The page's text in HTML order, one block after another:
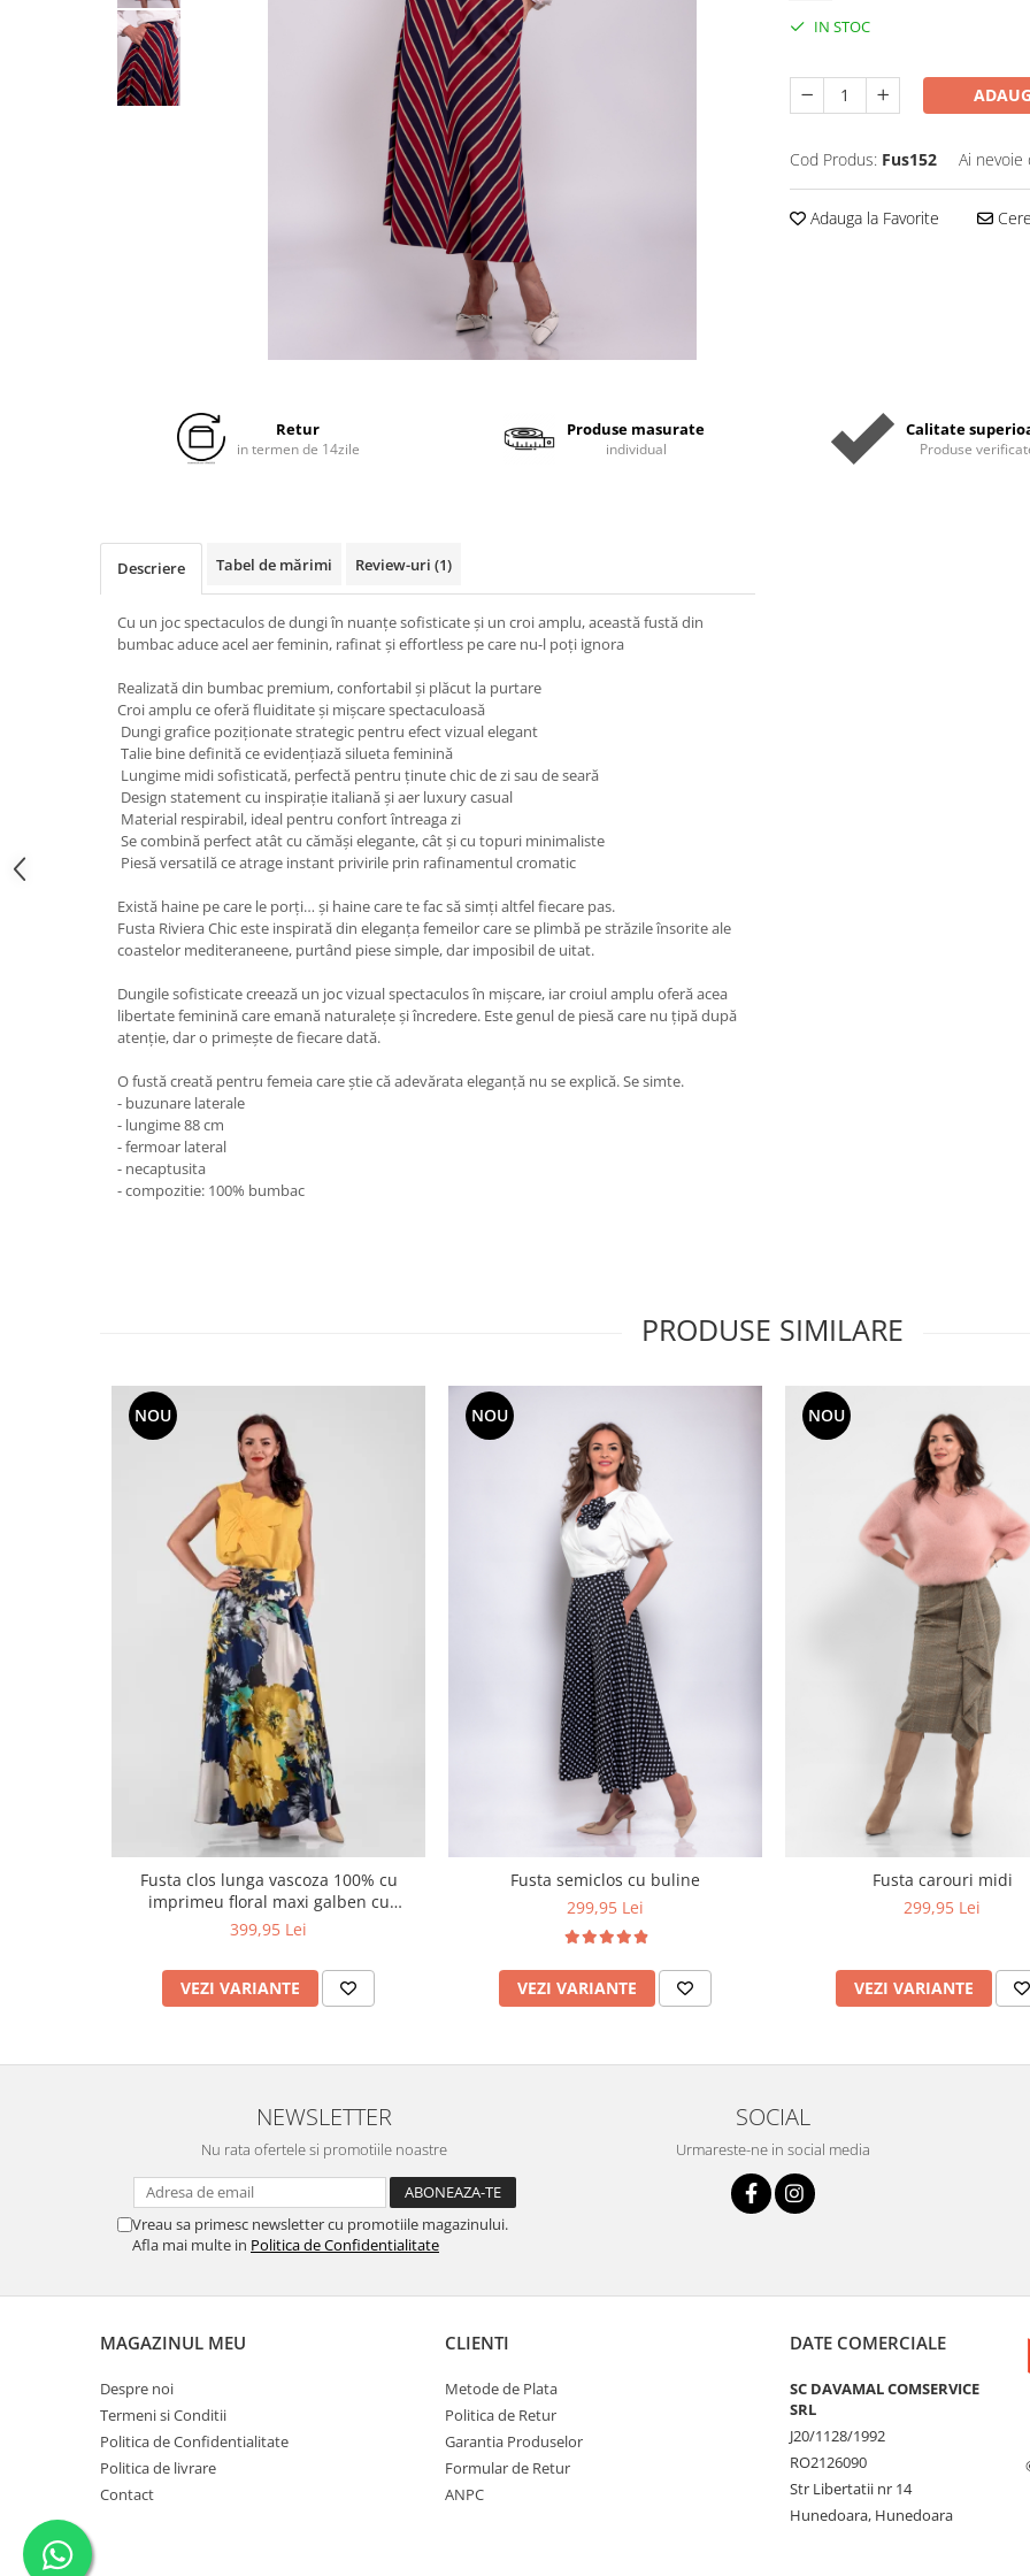
IN STOC
Cod Produs: Fus152 Ai nevoie
Adauga la Favorite
Retur
in termen de 14zile
Produse masurate
individual
Calitate
Produse
Descriere Tabel de mărimi Review-uri (1)
Cu un joc spectaculos de dungi în nuanțe sofisticate și un croi amplu, această fustă din
bumbac aduce acel aer feminin, rafinat și effortless pe care nu-l poți ignora
Realizată din bumbac premium, confortabil și plăcut la purtare
Croi amplu ce oferă fluiditate și mișcare spectaculoasă
Dungi grafice poziționate strategic pentru efect vizual elegant
Talie bine definită ce evidențiază silueta feminină
Lungime midi sofisticată, perfectă pentru ținute chic de zi sau de seară
Design statement cu inspirație italiană și aer luxury casual
Material respirabil, ideal pentru confort întreaga zi
Se combină perfect atât cu cămăși elegante, cât și cu topuri minimaliste
Piesă versatilă ce atrage instant privirile prin rafinamentul cromatic
Există haine pe care le porți… și haine care te fac să simți altfel fiecare pas.
Fusta Riviera Chic este inspirată din eleganța femeilor care se plimbă pe străzile însorite ale
coastelor mediteraneene, purtând piese simple, dar imposibil de uitat.
Dungile sofisticate creează un joc vizual spectaculos în mișcare, iar croiul amplu oferă acea
libertate feminină care emană naturalețe și încredere. Este genul de piesă care nu țipă după
atenție, dar o primește de fiecare dată.
O fustă creată pentru femeia care știe că adevărata eleganță nu se explică. Se simte.
- buzunare laterale
- lungime 88 cm
- fermoar lateral
- necaptusita
- compozitie: 100% bumbac
PRODUSE SIMILARE
NOU
Fusta clos lunga vascoza 100% cu
imprimeu floral maxi galben cu
bleumarin
399,95 Lei
VEZI VARIANTE
NOU
Fusta semiclos cu buline
299,95 Lei
VEZI VARIANTE
NOU
Fusta carouri midi
299,95 Lei
VEZI VARIANTE
NEWSLETTER
Nu rata ofertele si promotiile noastre
Vreau sa primesc newsletter cu promotiile magazinului.
Afla mai multe in Politica de Confidentialitate
SOCIAL
Urmareste-ne in social media
MAGAZINUL MEU
Despre noi
Termeni si Conditii
Politica de Confidentialitate
Politica de livrare
Contact
CLIENTI
Metode de Plata
Politica de Retur
Garantia Produselor
Formular de Retur
ANPC
DATE COMERCIALE
SC DAVAMAL COMSERVICE
SRL
J20/1128/1992
RO2126090
Str Libertatii nr 14
Hunedoara, Hunedoara